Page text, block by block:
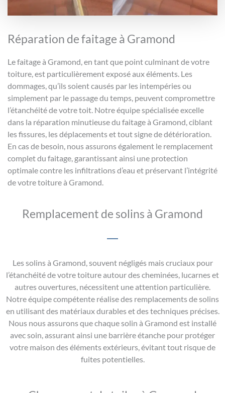
Réparation de faitage à Gramond
Le faitage à Gramond, en tant que point culminant de votre
toiture, est particulièrement exposé aux éléments. Les
dommages, qu’ils soient causés par les intempéries ou
simplement par le passage du temps, peuvent compromettre
l’étanchéité de votre toit. Notre équipe spécialisée excelle
dans la réparation minutieuse du faitage à Gramond, ciblant
les fissures, les déplacements et tout signe de détérioration.
En cas de besoin, nous assurons également le remplacement
complet du faitage, garantissant ainsi une protection
optimale contre les infiltrations d’eau et préservant l’intégrité
de votre toiture à Gramond.
Remplacement de solins à Gramond
Les solins à Gramond, souvent négligés mais cruciaux pour
l’étanchéité de votre toiture autour des cheminées, lucarnes et
autres ouvertures, nécessitent une attention particulière.
Notre équipe compétente réalise des remplacements de solins
en utilisant des matériaux durables et des techniques précises.
Nous nous assurons que chaque solin à Gramond est installé
avec soin, assurant ainsi une barrière étanche pour protéger
votre maison des éléments extérieurs, évitant tout risque de
fuites potentielles.